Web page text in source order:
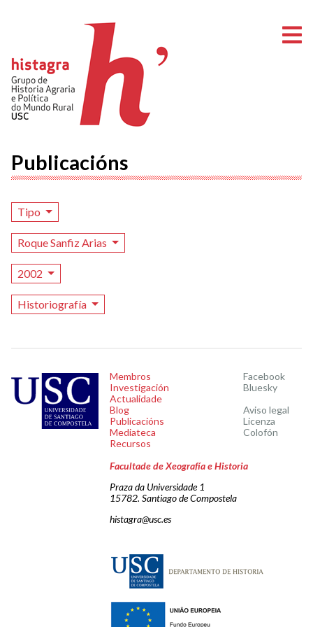
Publicacións
Tipo
Roque Sanfiz Arias
2002
Historiografía
Membros
Investigación
Actualidade
Blog
Publicacións
Mediateca
Recursos
Facebook
Bluesky
Aviso legal
Licenza
Colofón
Facultade de Xeografía e Historia
Praza da Universidade 1
15782. Santiago de Compostela
histagra@usc.es